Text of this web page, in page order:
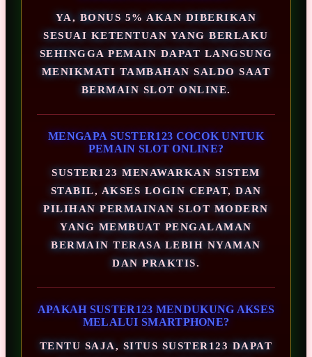
YA, BONUS 5% AKAN DIBERIKAN
SESUAI KETENTUAN YANG BERLAKU
SEHINGGA PEMAIN DAPAT LANGSUNG
MENIKMATI TAMBAHAN SALDO SAAT
BERMAIN SLOT ONLINE.
MENGAPA SUSTER123 COCOK UNTUK
PEMAIN SLOT ONLINE?
SUSTER123 MENAWARKAN SISTEM
STABIL, AKSES LOGIN CEPAT, DAN
PILIHAN PERMAINAN SLOT MODERN
YANG MEMBUAT PENGALAMAN
BERMAIN TERASA LEBIH NYAMAN
DAN PRAKTIS.
APAKAH SUSTER123 MENDUKUNG AKSES
MELALUI SMARTPHONE?
TENTU SAJA, SITUS SUSTER123 DAPAT